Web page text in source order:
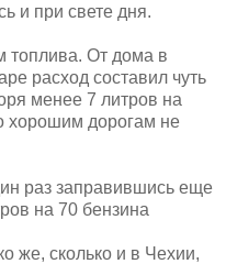
и при свете дня.
топлива. От дома в
расход составил чуть
менее 7 литров на
хорошим дорогам не
раз заправившись еще
на 70 бензина
же, сколько и в Чехии,